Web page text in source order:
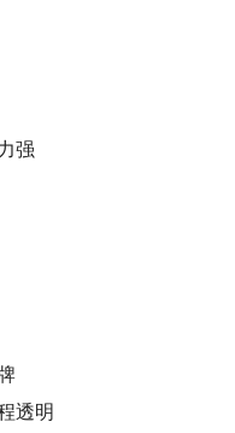
强
透明